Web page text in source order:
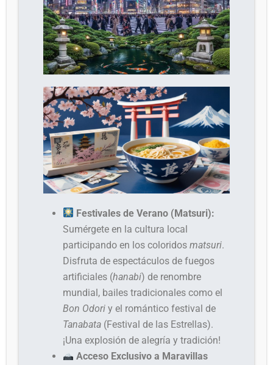
Festivales de Verano (Matsuri):
Sumérgete en la cultura local
participando en los coloridosmatsuri.
Disfruta de espectáculos de fuegos
artificiales (hanabi) de renombre
mundial, bailes tradicionales como el
Bon Odori y el romántico festival de
Tanabata (Festival de las Estrellas).
¡Una explosión de alegría y tradición!
Acceso Exclusivo a Maravillas